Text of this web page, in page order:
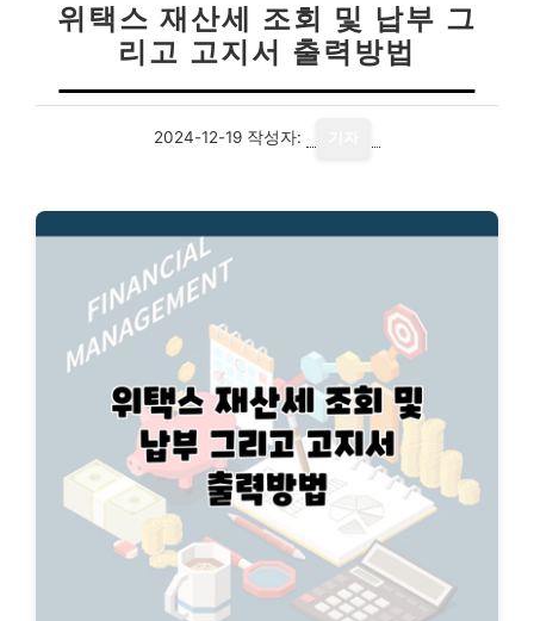
위택스 재산세 조회 및 납부 그
리고 고지서 출력방법
2024-12-19 작성자: